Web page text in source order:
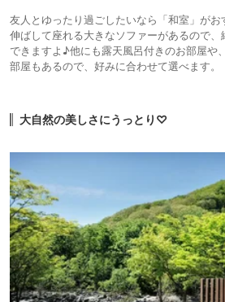
友人とゆったり過ごしたいなら「和室」が
伸ばして座れる大きなソファーがあるので、
できますよ♪他にも露天風呂付きのお部屋や
部屋もあるので、好みに合わせて選べます。
大自然の美しさにうっとり♡